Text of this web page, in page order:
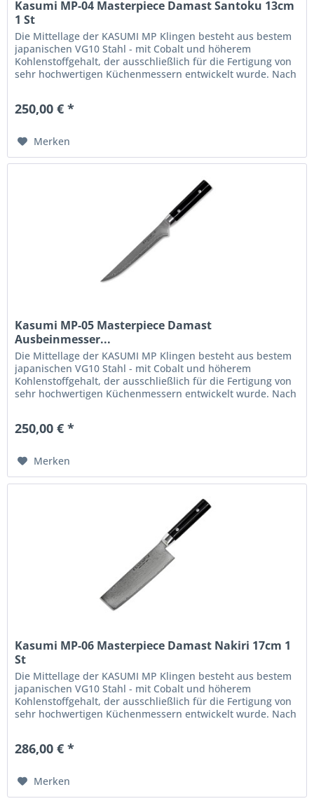
Kasumi MP-04 Masterpiece Damast Santoku 13cm
1 St
Die Mittellage der KASUMI MP Klingen besteht aus bestem
japanischen VG10 Stahl - mit Cobalt und höherem
Kohlenstoffgehalt, der ausschließlich für die Fertigung von
sehr hochwertigen Küchenmessern entwickelt wurde. Nach
250,00 € *
Merken
Kasumi MP-05 Masterpiece Damast
Ausbeinmesser...
Die Mittellage der KASUMI MP Klingen besteht aus bestem
japanischen VG10 Stahl - mit Cobalt und höherem
Kohlenstoffgehalt, der ausschließlich für die Fertigung von
sehr hochwertigen Küchenmessern entwickelt wurde. Nach
250,00 € *
Merken
Kasumi MP-06 Masterpiece Damast Nakiri 17cm 1
St
Die Mittellage der KASUMI MP Klingen besteht aus bestem
japanischen VG10 Stahl - mit Cobalt und höherem
Kohlenstoffgehalt, der ausschließlich für die Fertigung von
sehr hochwertigen Küchenmessern entwickelt wurde. Nach
286,00 € *
Merken